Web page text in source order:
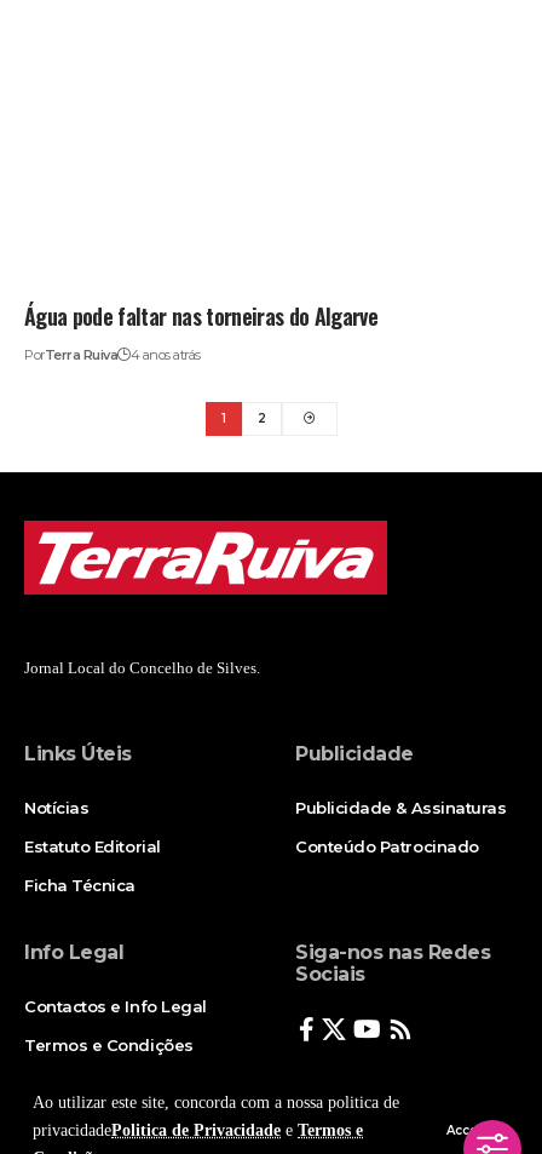
Ao utilizar este site, concorda com a nossa politica de
privacidadePolitica de Privacidade e Termos e
Accept
Água pode faltar nas torneiras do Algarve
PorTerra Ruiva 4 anos atrás
1 2
Jornal Local do Concelho de Silves.
Links Úteis
Notícias
Estatuto Editorial
Ficha Técnica
Publicidade
Publicidade & Assinaturas
Conteúdo Patrocinado
Info Legal
Contactos e Info Legal
Termos e Condições
Siga-nos nas Redes
Sociais